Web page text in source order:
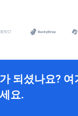
되셨나요? 여
요.